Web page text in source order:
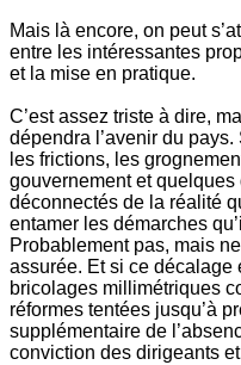
Mais là encore, on peut
entre les intéressantes
et la mise en pratique.
C’est assez triste à dire,
dépendra l’avenir du pays.
les frictions, les
gouvernement et
déconnectés de la réalité
entamer les démarches
Probablement pas, mais
assurée. Et si ce décalage
bricolages millimétriques
réformes tentées jusqu’à
supplémentaire de
conviction des dirigeants